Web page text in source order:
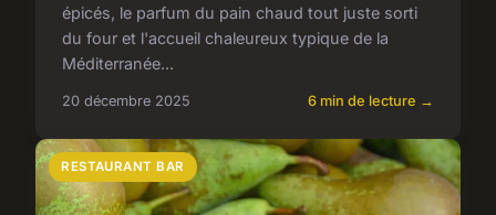
épicés, le parfum du pain chaud tout juste sorti
du four et l'accueil chaleureux typique de la
Méditerranée...
20 décembre 2025 6 min de lecture →
RESTAURANT BAR